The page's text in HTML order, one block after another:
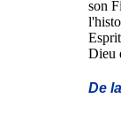
son
Dieu
De